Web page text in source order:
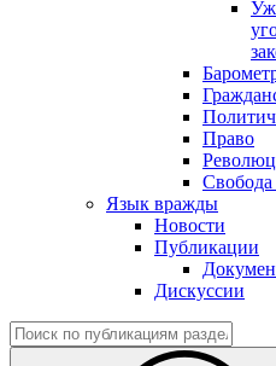
Право
Свобода
Язык вражды
Новости
Публикации
Дискуссии